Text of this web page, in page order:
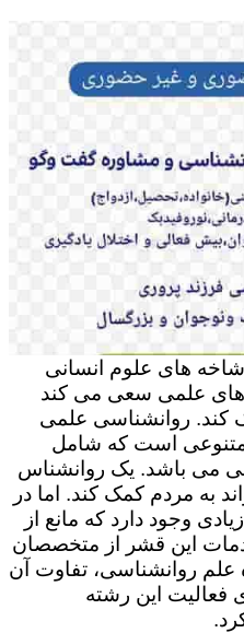
های علوم انسانی
های علمی سعی می کند
کند. روانشناسی علمی
متنوعی است که شامل
می باشد. یک روانشناس
به مردم کمک کند. اما در
وجود دارد که مانع از
این قشر از متخصصان
علم روانشناسی، تفاوت آن
فعالیت این رشته